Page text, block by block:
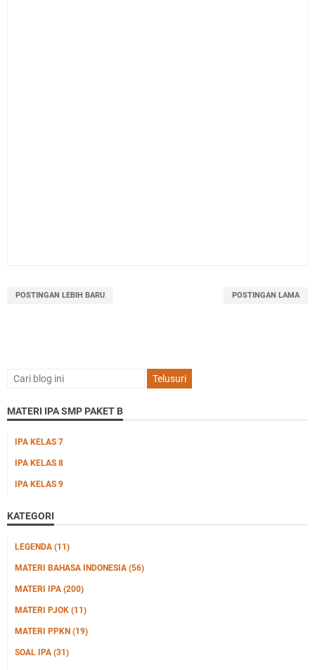
POSTINGAN LEBIH BARU POSTINGAN LAMA
MATERI IPA SMP PAKET B
IPA KELAS 7
IPA KELAS 8
IPA KELAS 9
KATEGORI
LEGENDA (11)
MATERI BAHASA INDONESIA (56)
MATERI IPA (200)
MATERI PJOK (11)
MATERI PPKN (19)
SOAL IPA (31)